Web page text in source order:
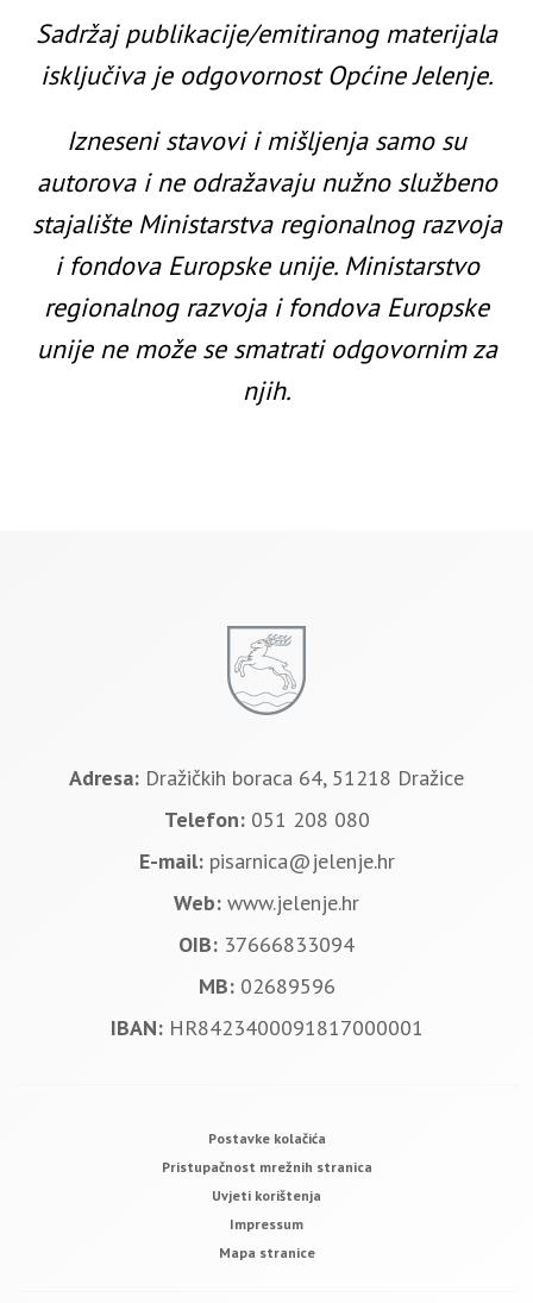
Sadržaj publikacije/emitiranog materijala
isključiva je odgovornost Općine Jelenje.
Izneseni stavovi i mišljenja samo su
autorova i ne odražavaju nužno službeno
stajalište Ministarstva regionalnog razvoja
i fondova Europske unije. Ministarstvo
regionalnog razvoja i fondova Europske
unije ne može se smatrati odgovornim za
njih.
Adresa: Dražičkih boraca 64, 51218 Dražice
Telefon: 051 208 080
E-mail: pisarnica@jelenje.hr
Web: www.jelenje.hr
OIB: 37666833094
MB: 02689596
IBAN: HR8423400091817000001
Postavke kolačića
Pristupačnost mrežnih stranica
Uvjeti korištenja
Impressum
Mapa stranice